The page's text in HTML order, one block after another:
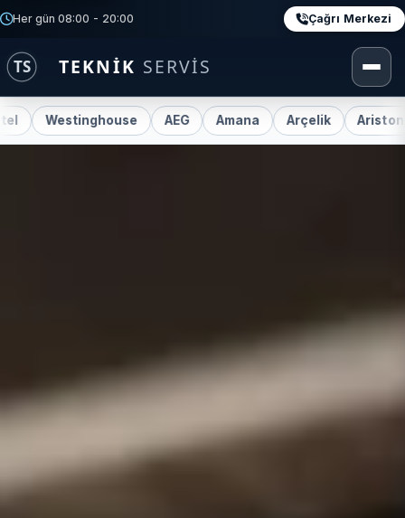
Her gün 08:00 - 20:00 Çağrı Merkezi
AEG Amana Arçelik Ariston Beko